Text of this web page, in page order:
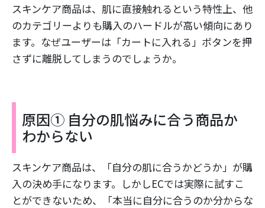
スキンケア商品は、肌に直接触れるという特性上、他
のカテゴリーよりも購入のハードルが高い傾向にあり
ます。なぜユーザーは「カートに入れる」ボタンを押
さずに離脱してしまうのでしょうか。
原因① 自分の肌悩みに合う商品か
わからない
スキンケア商品は、「自分の肌に合うかどうか」が購
入の決め手になります。しかしECでは実際に試すこ
とができないため、「本当に自分に合うのか分からな